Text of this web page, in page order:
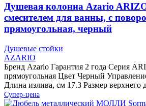
Душевая колонна Azario
смесителем для ванны, с
прямоугольная, черный
Душевые стойки
AZARIO
Бренд Azario Гарантия 2 года Серия
прямоугольная Цвет Черный
Длина излива, см 17.3 Размер верхнего
Супер-цена